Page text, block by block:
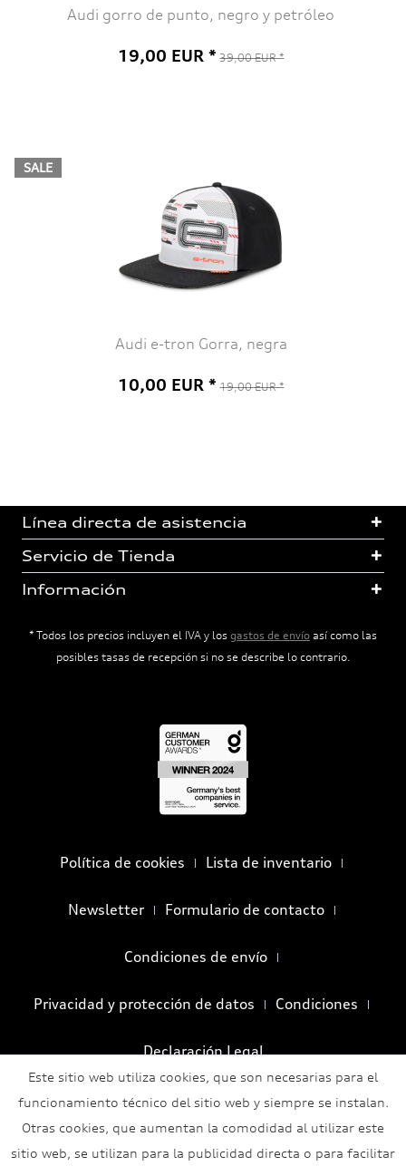
Audi gorro de punto, negro y petróleo
19,00 EUR * 39,00 EUR *
SALE
Audi e-tron Gorra, negra
10,00 EUR * 19,00 EUR *
Línea directa de asistencia
Servicio de Tienda
Información
* Todos los precios incluyen el IVA y los gastos de envío así como las
posibles tasas de recepción si no se describe lo contrario.
Política de cookies Lista de inventario
Newsletter Formulario de contacto
Condiciones de envío
Privacidad y protección de datos Condiciones
Declaración Legal
Este sitio web utiliza cookies, que son necesarias para el
funcionamiento técnico del sitio web y siempre se instalan.
Otras cookies, que aumentan la comodidad al utilizar este
sitio web, se utilizan para la publicidad directa o para facilitar